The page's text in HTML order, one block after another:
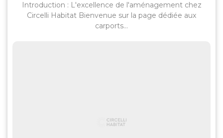
Introduction : L'excellence de l'aménagement chez
Circelli Habitat Bienvenue sur la page dédiée aux
carports...